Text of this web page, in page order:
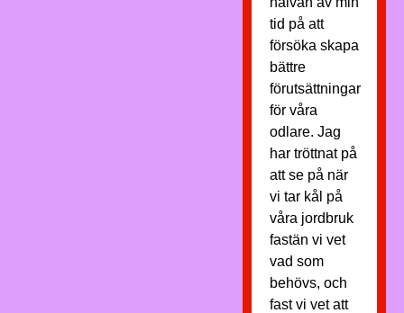
tid på att
försöka skapa
bättre
förutsättningar
för våra
odlare. Jag
har tröttnat på
att se på när
vi tar kål på
våra jordbruk
fastän vi vet
vad som
behövs, och
fast vi vet att